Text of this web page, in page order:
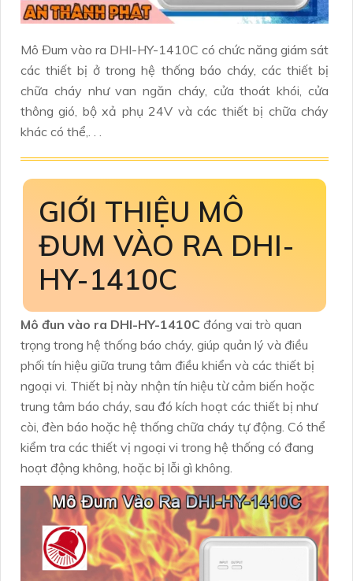
Mô Đum vào ra DHI-HY-1410C có chức năng giám sát
các thiết bị ở trong hệ thống báo cháy, các thiết bị
chữa cháy như van ngăn cháy, cửa thoát khói, cửa
thông gió, bộ xả phụ 24V và các thiết bị chữa cháy
khác có thể,. . .
GIỚI THIỆU MÔ
ĐUM VÀO RA DHI-
HY-1410C
Mô đun vào ra DHI-HY-1410C đóng vai trò quan
trọng trong hệ thống báo cháy, giúp quản lý và điều
phối tín hiệu giữa trung tâm điều khiển và các thiết bị
ngoại vi. Thiết bị này nhận tín hiệu từ cảm biến hoặc
trung tâm báo cháy, sau đó kích hoạt các thiết bị như
còi, đèn báo hoặc hệ thống chữa cháy tự động. Có thể
kiểm tra các thiết vị ngoại vi trong hệ thống có đang
hoạt động không, hoặc bị lỗi gì không.